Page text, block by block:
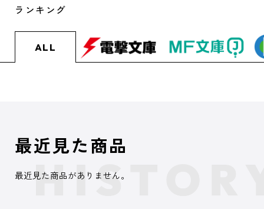
ランキング
ALL
最近見た商品
最近見た商品がありません。